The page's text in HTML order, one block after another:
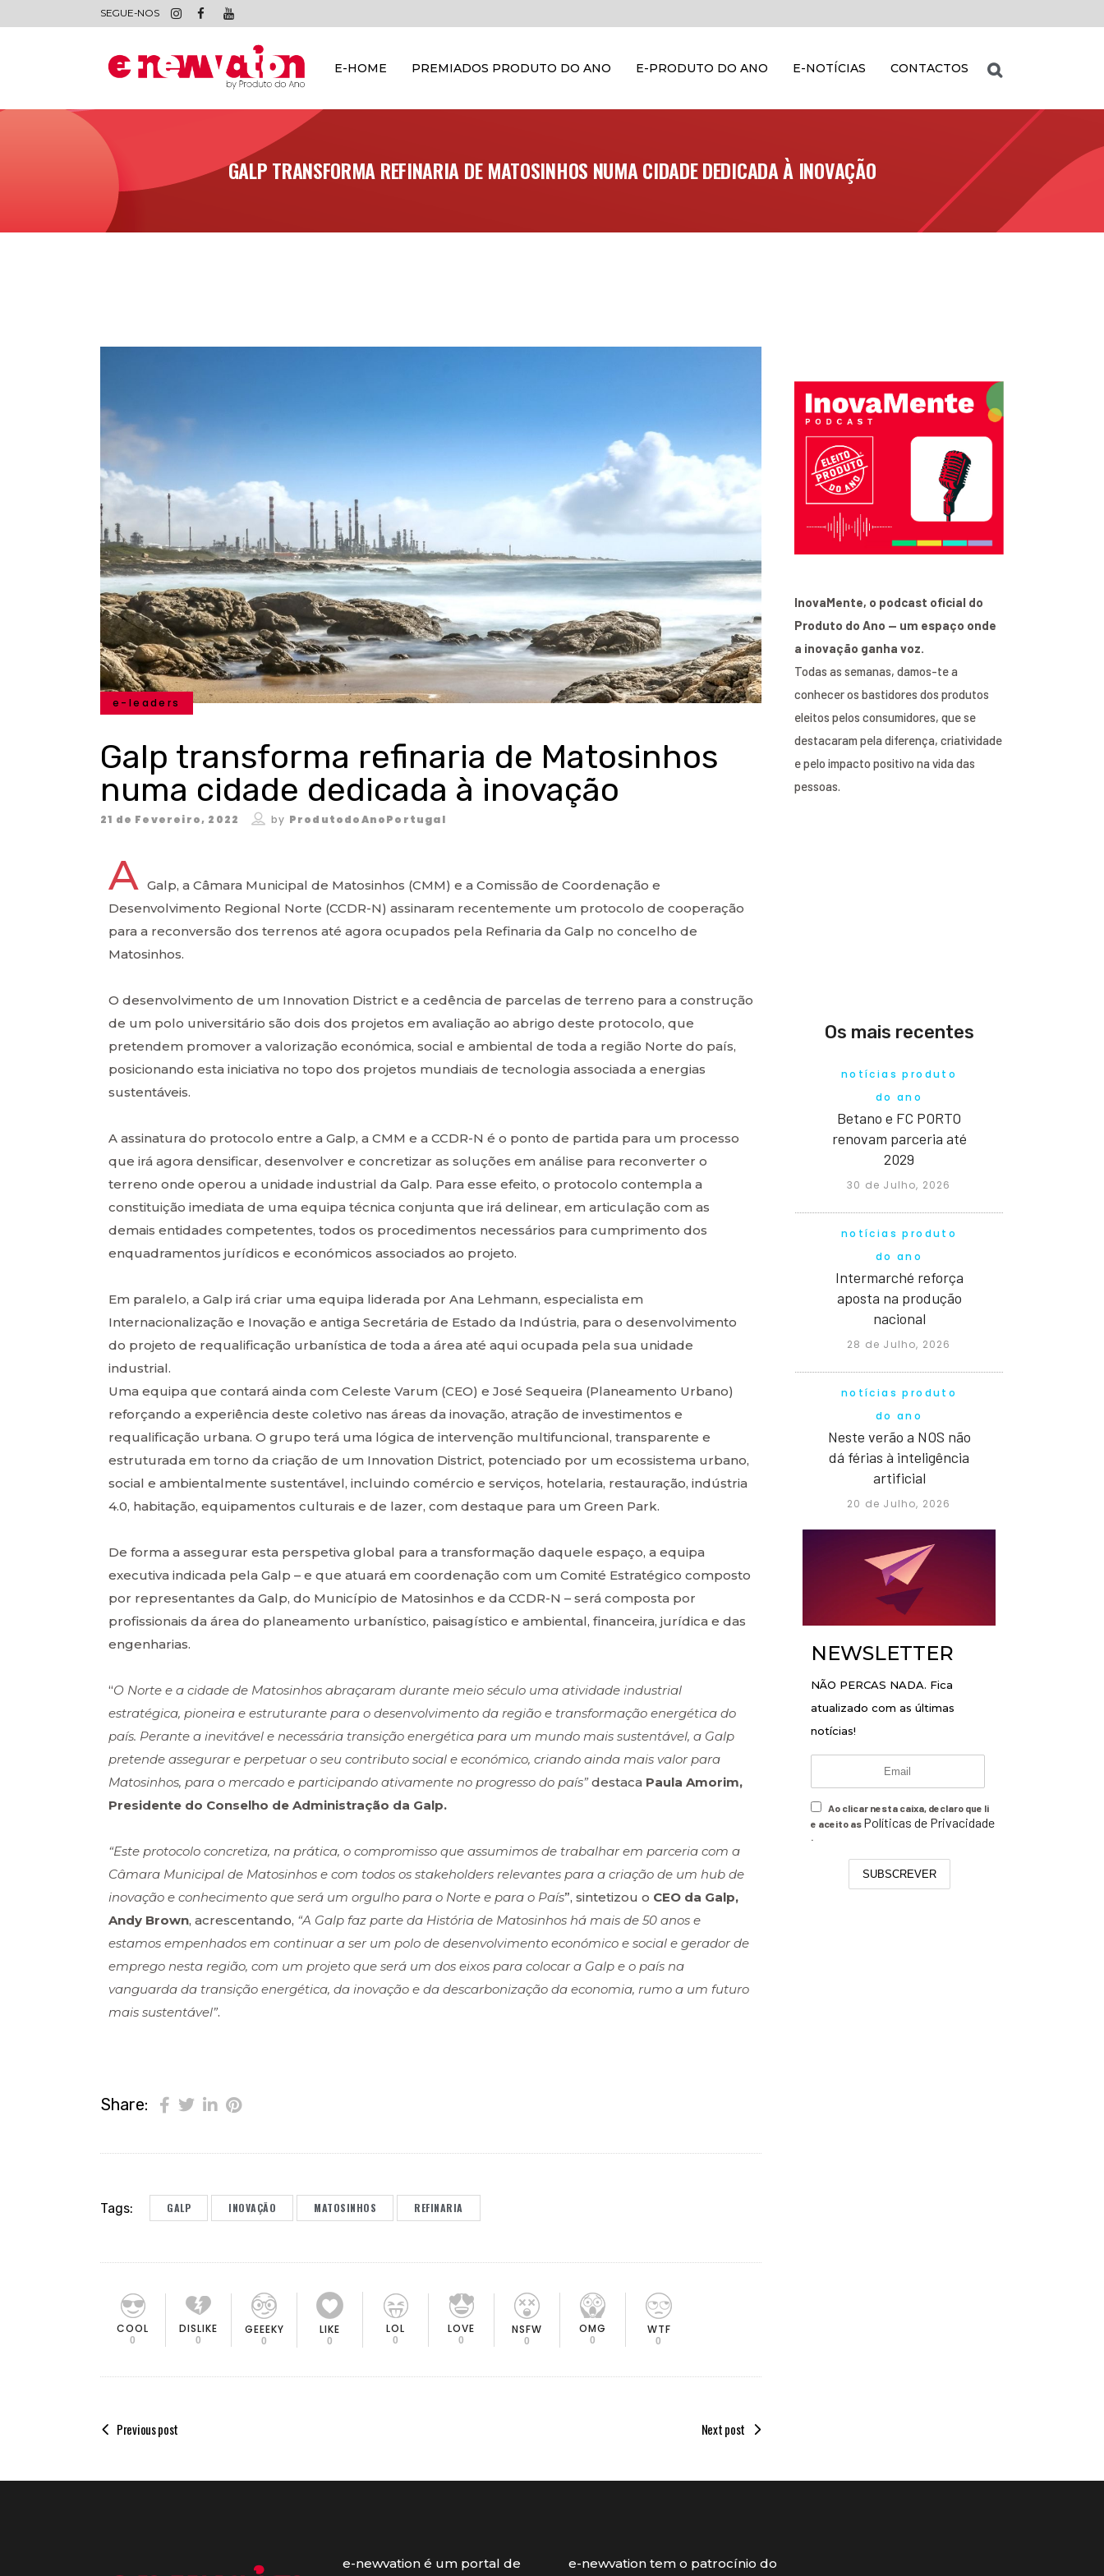
SEGUE-NOS
E-HOME PREMIADOS PRODUTO DO ANO E-PRODUTO DO ANO E-NOTÍCIAS CONTACTOS
GALP TRANSFORMA REFINARIA DE MATOSINHOS NUMA CIDADE DEDICADA À INOVAÇÃO
e-leaders
Galp transforma refinaria de Matosinhos
numa cidade dedicada à inovação
21 de Fevereiro, 2022 by ProdutodoAnoPortugal
A Galp, a Câmara Municipal de Matosinhos (CMM) e a Comissão de Coordenação e
Desenvolvimento Regional Norte (CCDR-N) assinaram recentemente um protocolo de cooperação
para a reconversão dos terrenos até agora ocupados pela Refinaria da Galp no concelho de
Matosinhos.
O desenvolvimento de um Innovation District e a cedência de parcelas de terreno para a construção
de um polo universitário são dois dos projetos em avaliação ao abrigo deste protocolo, que
pretendem promover a valorização económica, social e ambiental de toda a região Norte do país,
posicionando esta iniciativa no topo dos projetos mundiais de tecnologia associada a energias
sustentáveis.
A assinatura do protocolo entre a Galp, a CMM e a CCDR-N é o ponto de partida para um processo
que irá agora densificar, desenvolver e concretizar as soluções em análise para reconverter o
terreno onde operou a unidade industrial da Galp. Para esse efeito, o protocolo contempla a
constituição imediata de uma equipa técnica conjunta que irá delinear, em articulação com as
demais entidades competentes, todos os procedimentos necessários para cumprimento dos
enquadramentos jurídicos e económicos associados ao projeto.
Em paralelo, a Galp irá criar uma equipa liderada por Ana Lehmann, especialista em
Internacionalização e Inovação e antiga Secretária de Estado da Indústria, para o desenvolvimento
do projeto de requalificação urbanística de toda a área até aqui ocupada pela sua unidade
industrial.
Uma equipa que contará ainda com Celeste Varum (CEO) e José Sequeira (Planeamento Urbano)
reforçando a experiência deste coletivo nas áreas da inovação, atração de investimentos e
requalificação urbana. O grupo terá uma lógica de intervenção multifuncional, transparente e
estruturada em torno da criação de um Innovation District, potenciado por um ecossistema urbano,
social e ambientalmente sustentável, incluindo comércio e serviços, hotelaria, restauração, indústria
4.0, habitação, equipamentos culturais e de lazer, com destaque para um Green Park.
De forma a assegurar esta perspetiva global para a transformação daquele espaço, a equipa
executiva indicada pela Galp – e que atuará em coordenação com um Comité Estratégico composto
por representantes da Galp, do Município de Matosinhos e da CCDR-N – será composta por
profissionais da área do planeamento urbanístico, paisagístico e ambiental, financeira, jurídica e das
engenharias.
“O Norte e a cidade de Matosinhos abraçaram durante meio século uma atividade industrial
estratégica, pioneira e estruturante para o desenvolvimento da região e transformação energética do
país. Perante a inevitável e necessária transição energética para um mundo mais sustentável, a Galp
pretende assegurar e perpetuar o seu contributo social e económico, criando ainda mais valor para
Matosinhos, para o mercado e participando ativamente no progresso do país” destaca Paula Amorim,
Presidente do Conselho de Administração da Galp.
“Este protocolo concretiza, na prática, o compromisso que assumimos de trabalhar em parceria com a
Câmara Municipal de Matosinhos e com todos os stakeholders relevantes para a criação de um hub de
inovação e conhecimento que será um orgulho para o Norte e para o País”, sintetizou o CEO da Galp,
Andy Brown, acrescentando, “A Galp faz parte da História de Matosinhos há mais de 50 anos e
estamos empenhados em continuar a ser um polo de desenvolvimento económico e social e gerador de
emprego nesta região, com um projeto que será um dos eixos para colocar a Galp e o país na
vanguarda da transição energética, da inovação e da descarbonização da economia, rumo a um futuro
mais sustentável”.
Share:
Tags: GALP INOVAÇÃO MATOSINHOS REFINARIA
COOL
0
DISLIKE
0
GEEEKY
0
LIKE
0
LOL
0
LOVE
0
NSFW
0
OMG
0
WTF
0
Previous post Next post
InovaMente, o podcast oficial do
Produto do Ano — um espaço onde
a inovação ganha voz.
Todas as semanas, damos-te a
conhecer os bastidores dos produtos
eleitos pelos consumidores, que se
destacaram pela diferença, criatividade
e pelo impacto positivo na vida das
pessoas.
Os mais recentes
notícias produto
do ano
Betano e FC PORTO
renovam parceria até
2029
30 de Julho, 2026
notícias produto
do ano
Intermarché reforça
aposta na produção
nacional
28 de Julho, 2026
notícias produto
do ano
Neste verão a NOS não
dá férias à inteligência
artificial
20 de Julho, 2026
NEWSLETTER
NÃO PERCAS NADA. Fica
atualizado com as últimas
notícias!
Ao clicar nesta caixa, declaro que li
e aceito as Políticas de Privacidade
.
SUBSCREVER
e-newvation é um portal de e-newvation tem o patrocínio do